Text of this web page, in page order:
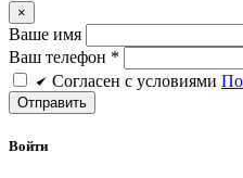
×
Ваше имя
Ваш телефон *
Cогласен c условиями
Войти